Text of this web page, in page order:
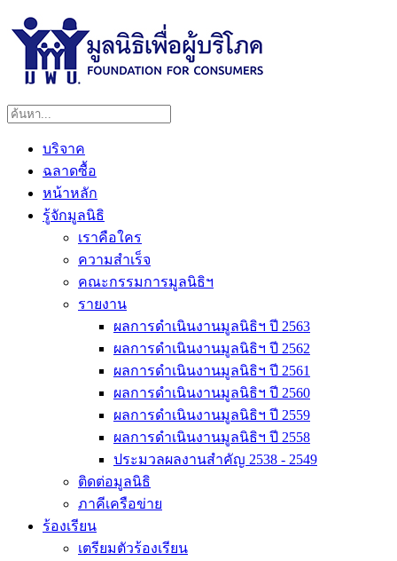
บริจาค
ฉลาดซื้อ
หน้าหลัก
รู้จักมูลนิธิ
เราคือใคร
ความสำเร็จ
คณะกรรมการมูลนิธิฯ
รายงาน
ผลการดำเนินงานมูลนิธิฯ ปี 2563
ผลการดำเนินงานมูลนิธิฯ ปี 2562
ผลการดำเนินงานมูลนิธิฯ ปี 2561
ผลการดำเนินงานมูลนิธิฯ ปี 2560
ผลการดำเนินงานมูลนิธิฯ ปี 2559
ผลการดำเนินงานมูลนิธิฯ ปี 2558
ประมวลผลงานสำคัญ 2538 - 2549
ติดต่อมูลนิธิ
ภาคีเครือข่าย
ร้องเรียน
เตรียมตัวร้องเรียน